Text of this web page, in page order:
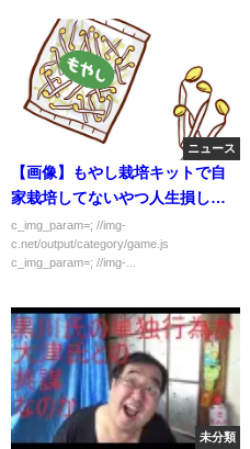
ニュース
【画像】もやし栽培キットで自
家栽培してないやつ人生損して
てワロタｗｗｗｗｗ
c_img_param=; //img-
c.net/output/category/game.js
c_img_param=; //img-...
未分類